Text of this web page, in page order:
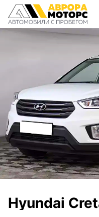
Hyundai